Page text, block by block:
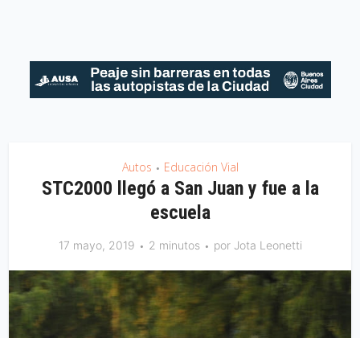
Autos • Educación Vial
STC2000 llegó a San Juan y fue a la
escuela
17 mayo, 2019 2 minutos por Jota Leonetti